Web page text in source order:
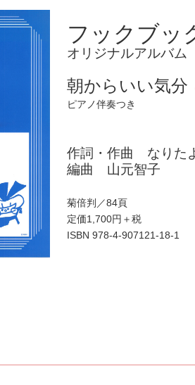
フックブッ
オリジナルアルバム
朝からいい気分
ピアノ伴奏つき
作詞・作曲 なりた
編曲 山元智子
菊倍判／84頁
定価1,700円＋税
ISBN 978-4-907121-18-1